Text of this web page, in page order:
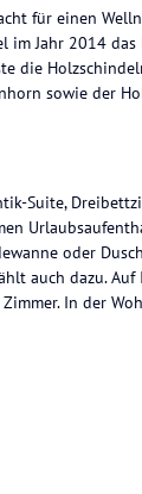
für einen
Jahr 2014
die
sowie der
Suite,
oder
auch dazu.
In der
sind